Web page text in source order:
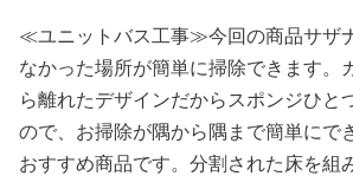
≪ユニットバス工事≫今回の商品サザ
なかった場所が簡単に掃除できます。
ら離れたデザインだからスポンジひと
ので、お掃除が隅から隅まで簡単にで
おすすめ商品です。分割された床を組